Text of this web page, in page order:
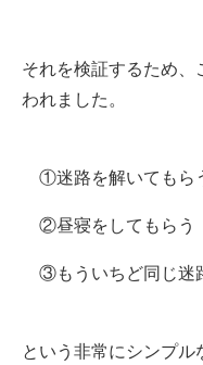
それを検証するため、
われました。
①迷路を解いてもら
②昼寝をしてもらう
③もういちど同じ迷
という非常にシンプル